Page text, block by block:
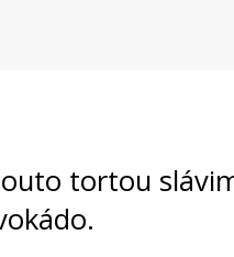
tortou